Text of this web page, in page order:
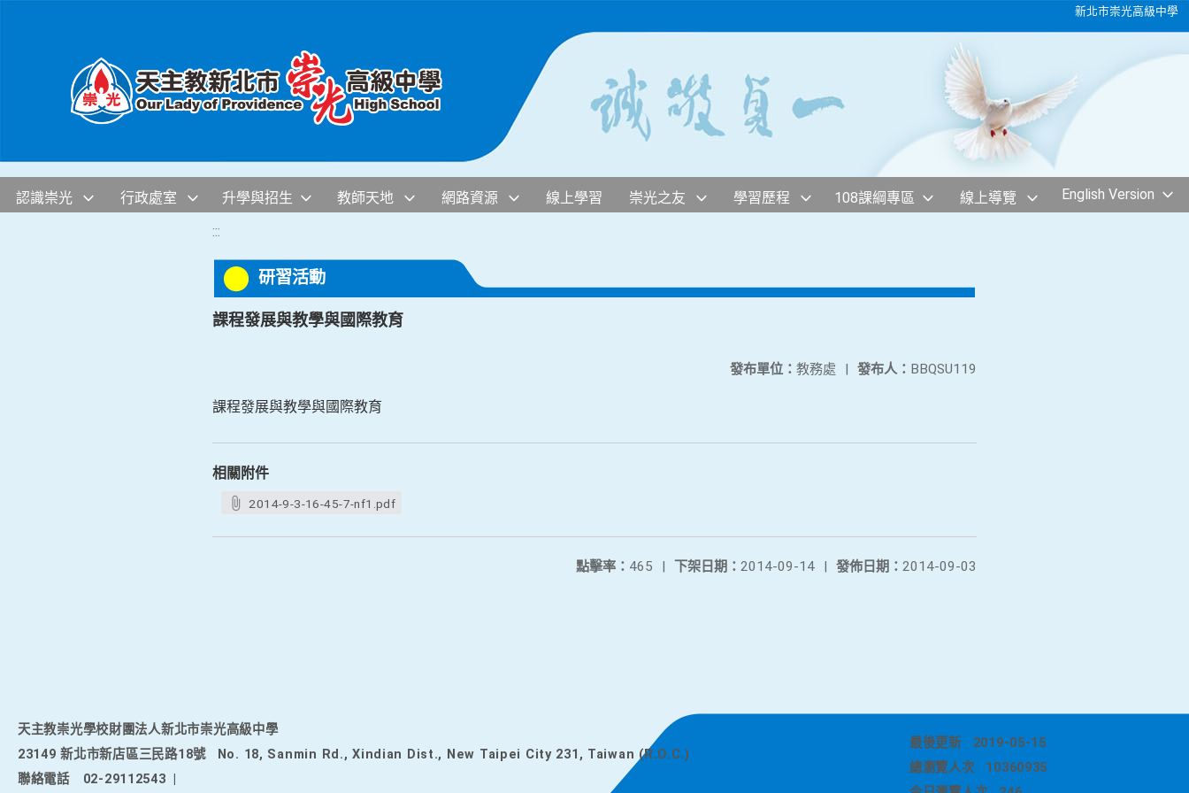
新北市崇光高級中學
認識崇光 行政處室 升學與招生 教師天地 網路資源 線上學習 崇光之友 學習歷程 108課綱專區 線上導覽 English Version
:::
研習活動
課程發展與教學與國際教育
發布人： BBQSU119
發布單位： 教務處 |
課程發展與教學與國際教育
相關附件
2014-9-3-16-45-7-nf1.pdf
發佈日期： 2014-09-03
下架日期： 2014-09-14 |
點擊率： 465 |
天主教崇光學校財團法人新北市崇光高級中學
23149 新北市新店區三民路18號
No. 18, Sanmin Rd., Xindian Dist., New Taipei City 231, Taiwan (R.O.C.)
聯絡電話
02-29112543
最後更新
2019-05-15
總瀏覽人次
10360935